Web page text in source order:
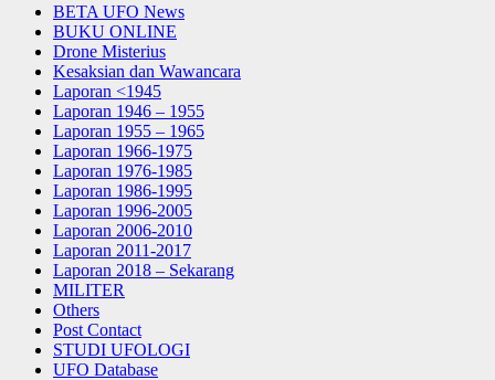
BETA UFO News
BUKU ONLINE
Drone Misterius
Kesaksian dan Wawancara
Laporan <1945
Laporan 1946 – 1955
Laporan 1955 – 1965
Laporan 1966-1975
Laporan 1976-1985
Laporan 1986-1995
Laporan 1996-2005
Laporan 2006-2010
Laporan 2011-2017
Laporan 2018 – Sekarang
MILITER
Others
Post Contact
STUDI UFOLOGI
UFO Database